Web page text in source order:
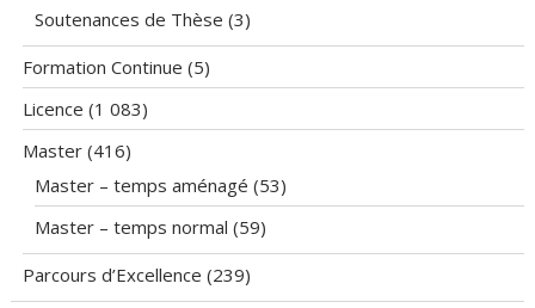
Soutenances de Thèse (3)
Formation Continue (5)
Licence (1 083)
Master (416)
Master – temps aménagé (53)
Master – temps normal (59)
Parcours d’Excellence (239)